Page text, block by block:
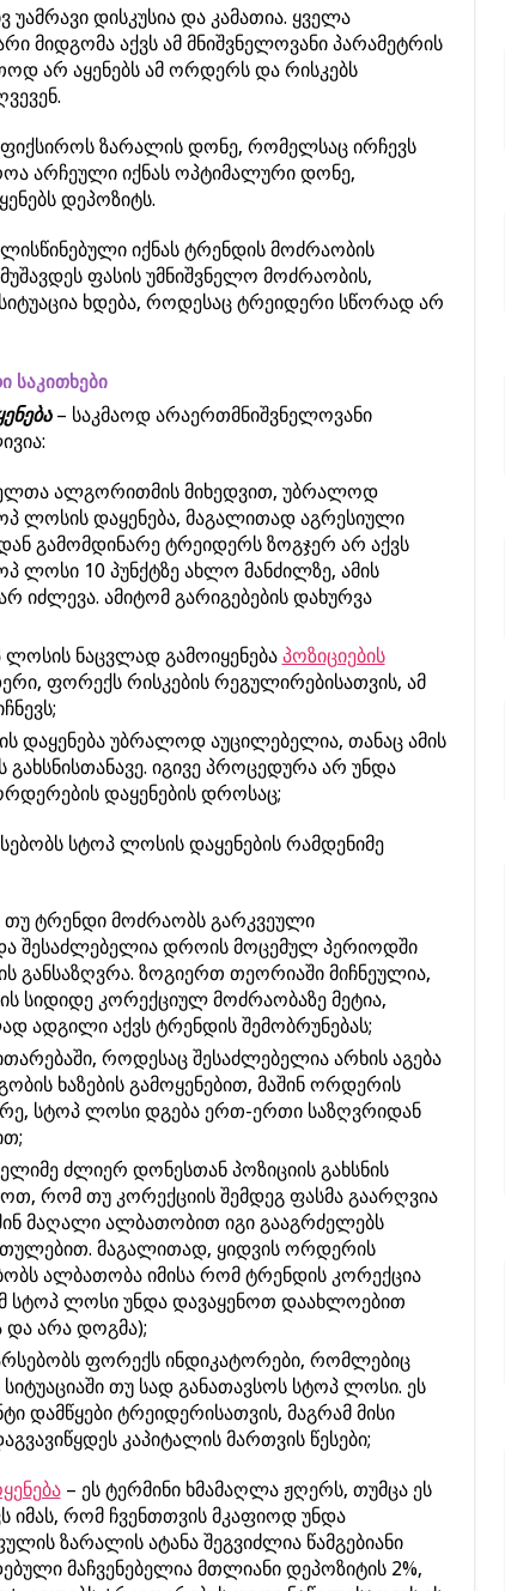
დისკუსია და კამათია. ყველა
მიდგომა აქვს ამ მნიშვნელოვანი პარამეტრის
არ აყენებს ამ ორდერს და რისკებს
ზარალის დონე, რომელსაც ირჩევს
არჩეული იქნას ოპტიმალური დონე,
დეპოზიტს.
იქნას ტრენდის მოძრაობის
ფასის უმნიშვნელო მოძრაობის,
ხდება, როდესაც ტრეიდერი სწორად არ
საკითხები
– საკმაოდ არაერთმნიშვნელოვანი
ალგორითმის მიხედვით, უბრალოდ
ლოსის დაყენება, მაგალითად აგრესიული
გამომდინარე ტრეიდერს ზოგჯერ არ აქვს
ლოსი 10 პუნქტზე ახლო მანძილზე, ამის
იძლევა. ამიტომ გარიგებების დახურვა
ნაცვლად გამოიყენება პოზიციების
ფორექს რისკების რეგულირებისათვის, ამ
დაყენება უბრალოდ აუცილებელია, თანაც ამის
იგივე პროცედურა არ უნდა
დაყენების დროსაც;
სტოპ ლოსის დაყენების რამდენიმე
თუ ტრენდი მოძრაობს გარკვეული
შესაძლებელია დროის მოცემულ პერიოდში
განსაზღვრა. ზოგიერთ თეორიაში მიჩნეულია,
სიდიდე კორექციულ მოძრაობაზე მეტია,
ადგილი აქვს ტრენდის შემობრუნებას;
როდესაც შესაძლებელია არხის აგება
ხაზების გამოყენებით, მაშინ ორდერის
სტოპ ლოსი დგება ერთ-ერთი საზღვრიდან
ძლიერ დონესთან პოზიციის გახსნის
რომ თუ კორექციის შემდეგ ფასმა გაარღვია
მაღალი ალბათობით იგი გააგრძელებს
მაგალითად, ყიდვის ორდერის
ალბათობა იმისა რომ ტრენდის კორექცია
სტოპ ლოსი უნდა დავაყენოთ დაახლოებით
და არა დოგმა);
ფორექს ინდიკატორები, რომლებიც
თუ სად განათავსოს სტოპ ლოსი. ეს
დამწყები ტრეიდერისათვის, მაგრამ მისი
კაპიტალის მართვის წესები;
– ეს ტერმინი ხმამაღლა ჟღერს, თუმცა ეს
რომ ჩვენთთვის მკაფიოდ უნდა
ზარალის ატანა შეგვიძლია წამგებიანი
მაჩვენებელია მთლიანი დეპოზიტის 2%,